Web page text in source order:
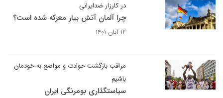
در کارزار ضدایرانی
چرا آلمان آتش بیار معرکه شده است؟
۱۲ آبان ۱۴۰۱
مراقب بازگشت حوادث و مواضع به خودمان
باشیم
سیاستگذاری بومرنگی ایران